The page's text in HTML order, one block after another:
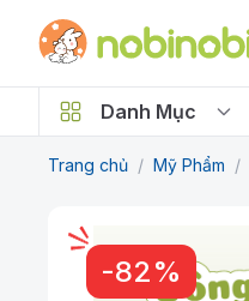
Danh Mục
Trang chủ / Mỹ Phẩm /
-82%